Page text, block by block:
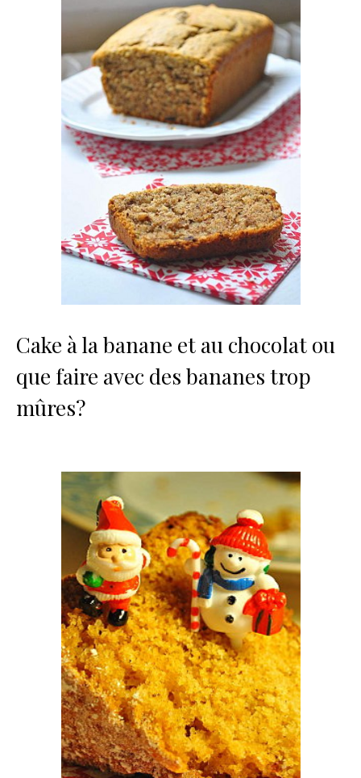
Cake à la banane et au chocolat ou
que faire avec des bananes trop
mûres?